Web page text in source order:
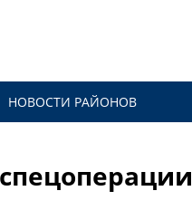
НОВОСТИ РАЙОНОВ